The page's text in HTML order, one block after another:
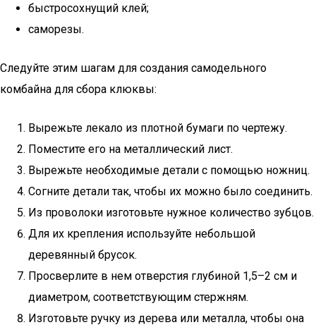
быстросохнущий клей;
саморезы.
Следуйте этим шагам для создания самодельного
комбайна для сбора клюквы:
Вырежьте лекало из плотной бумаги по чертежу.
Поместите его на металлический лист.
Вырежьте необходимые детали с помощью ножниц.
Согните детали так, чтобы их можно было соединить.
Из проволоки изготовьте нужное количество зубцов.
Для их крепления используйте небольшой
деревянный брусок.
Просверлите в нем отверстия глубиной 1,5–2 см и
диаметром, соответствующим стержням.
Изготовьте ручку из дерева или металла, чтобы она